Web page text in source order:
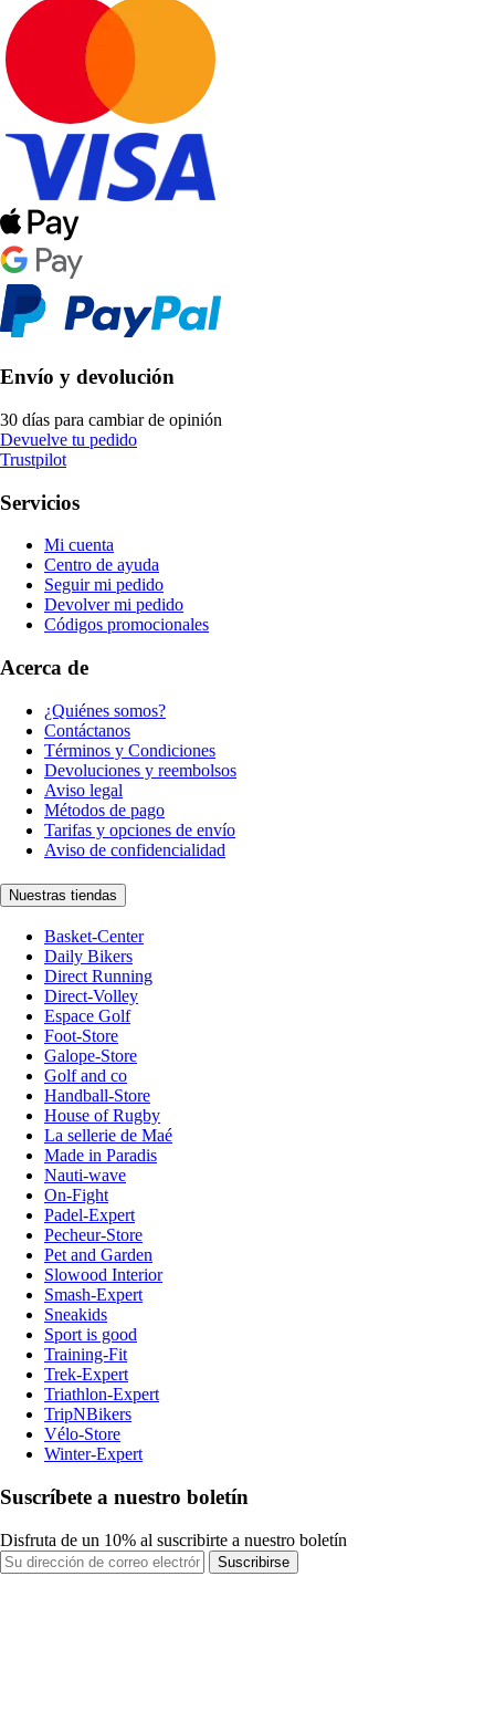
Envío y devolución
30 días para cambiar de opinión
Devuelve tu pedido
Trustpilot
Servicios
Mi cuenta
Centro de ayuda
Seguir mi pedido
Devolver mi pedido
Códigos promocionales
Acerca de
¿Quiénes somos?
Contáctanos
Términos y Condiciones
Devoluciones y reembolsos
Aviso legal
Métodos de pago
Tarifas y opciones de envío
Aviso de confidencialidad
Nuestras tiendas
Basket-Center
Daily Bikers
Direct Running
Direct-Volley
Espace Golf
Foot-Store
Galope-Store
Golf and co
Handball-Store
House of Rugby
La sellerie de Maé
Made in Paradis
Nauti-wave
On-Fight
Padel-Expert
Pecheur-Store
Pet and Garden
Slowood Interior
Smash-Expert
Sneakids
Sport is good
Training-Fit
Trek-Expert
Triathlon-Expert
TripNBikers
Vélo-Store
Winter-Expert
Suscríbete a nuestro boletín
Disfruta de un 10% al suscribirte a nuestro boletín
Suscribirse